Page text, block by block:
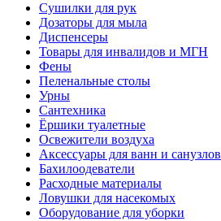
Сушилки для рук
Дозаторы для мыла
Диспенсеры
Товары для инвалидов и МГН
Фены
Пеленальные столы
Урны
Сантехника
Ёршики туалетные
Освежители воздуха
Аксессуары для ванн и санузлов
Бахилоодеватели
Расходные материалы
Ловушки для насекомых
Оборудование для уборки